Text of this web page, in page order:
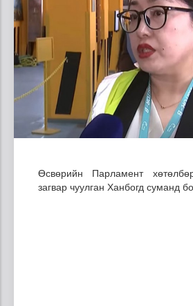
Өсвөрийн Парламент
загвар чуулган Ханбогд суманд